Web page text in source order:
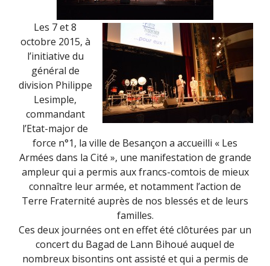
Les 7 et 8
octobre 2015, à
l’initiative du
général de
division Philippe
Lesimple,
commandant
l’Etat-major de
force n°1, la ville de Besançon a accueilli « Les
Armées dans la Cité », une manifestation de grande
ampleur qui a permis aux francs-comtois de mieux
connaître leur armée, et notamment l’action de
Terre Fraternité auprès de nos blessés et de leurs
familles.
Ces deux journées ont en effet été clôturées par un
concert du Bagad de Lann Bihoué auquel de
nombreux bisontins ont assisté et qui a permis de